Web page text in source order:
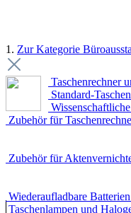
1. Zur Kategorie
Taschenrechner
Standard-
Zubehör für
Zubehör für
Wiederaufladbare
Taschenlampen und